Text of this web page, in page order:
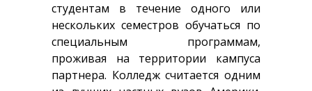
студентам в течение одного или
нескольких семестров обучаться по
специальным программам,
проживая на территории кампуса
партнера. Колледж считается одним